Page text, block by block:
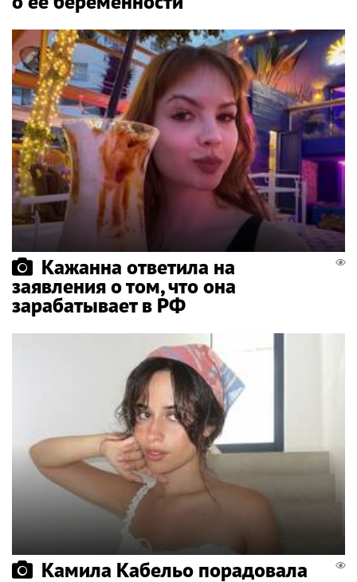
Кажанна ответила на
заявления о том, что она
зарабатывает в РФ
Камила Кабельо порадовала